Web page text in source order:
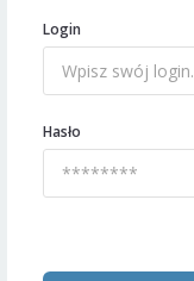
Login
Hasło